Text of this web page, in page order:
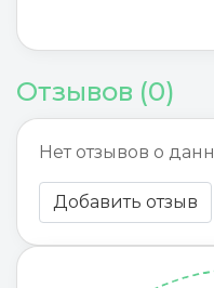
Отзывов (0)
Нет отзывов о
Добавить отзыв